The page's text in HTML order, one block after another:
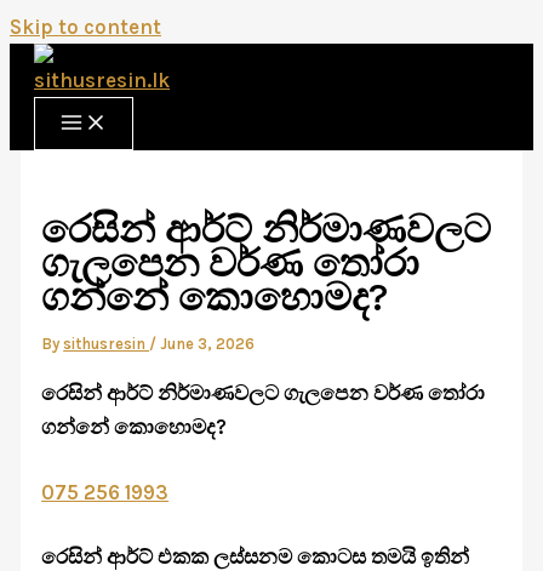
Skip to content
රෙසින් ආර්ට් නිර්මාණවලට
ගැලපෙන වර්ණ තෝරා
ගන්නේ කොහොමද?
Bysithusresin /June 3, 2026
රෙසින් ආර්ට් නිර්මාණවලට ගැලපෙන වර්ණ තෝරා
ගන්නේ කොහොමද?
075 256 1993
රෙසින් ආර්ට් එකක ලස්සනම කොටස තමයි ඉතින්